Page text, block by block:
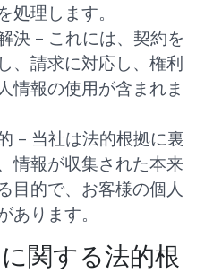
理します。
決 – これには、契約を
、請求に対応し、権利
情報の使用が含まれま
– 当社は法的根拠に裏
情報が収集された本来
目的で、お客様の個人
ります。
関する法的根